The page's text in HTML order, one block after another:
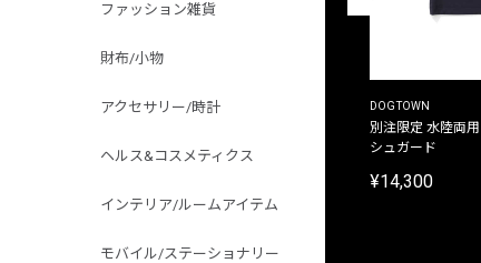
ファッション雑貨
財布/小物
アクセサリー/時計
ヘルス&コスメティクス
インテリア/ルームアイテム
モバイル/ステーショナリー
THE DUFFER OF ST.GEORGE
プリントTシャツ
DOGTOWN
別注限定 水陸両
シュガード
¥14,300